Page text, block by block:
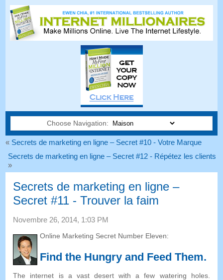
Choose Navigation:
« Secrets de marketing en ligne – Secret #10 - Votre Marque
Secrets de marketing en ligne – Secret #12 - Répétez les clients
»
Secrets de marketing en ligne –
Secret #11 - Trouver la faim
Novembre 26, 2014, 1:03 PM
Online Marketing Secret Number Eleven:
Find the Hungry and Feed Them.
The internet is a vast desert with a few watering holes.